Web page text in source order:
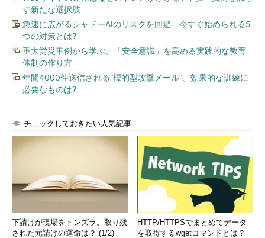
す新たな選択肢
急速に広がるシャドーAIのリスクを回避、今すぐ始められる5
つの対策とは?
重大労災事例から学ぶ、「安全意識」を高める実践的な教育
体制の作り方
年間4000件送信される“標的型攻撃メール”、効果的な訓練に
必要なものは?
チェックしておきたい人気記事
下請けが現場をトンズラ。取り残
された元請けの運命は？ (1/2)
HTTP/HTTPSでまとめてデータ
を取得するwgetコマンドとは？